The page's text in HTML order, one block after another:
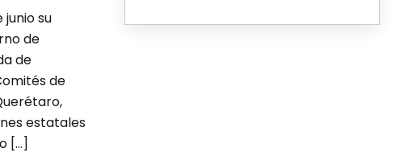
su
de
de
de
estatales
[…]